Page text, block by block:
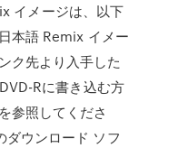
イメージは、以下
本語 Remix イメー
ク先より入手した
Rに書き込む方
参照してくださ
ウンロード ソフ